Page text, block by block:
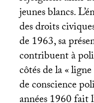
jeunes blancs.
des droits
de 1963, sa
contribuent à
côtés de la «
de conscience